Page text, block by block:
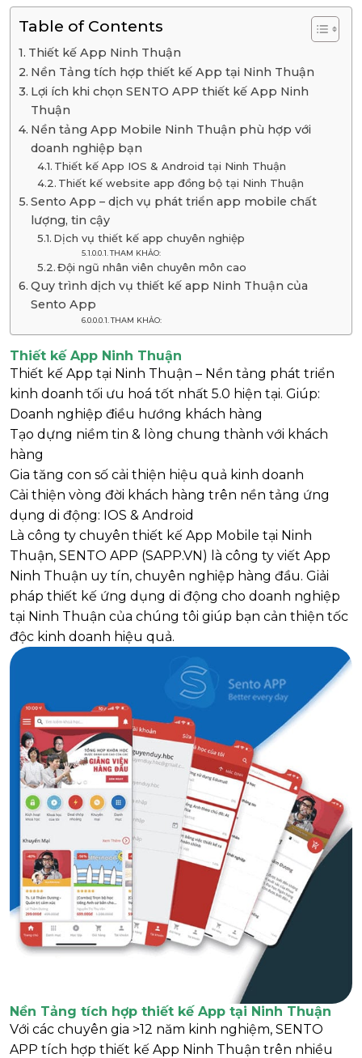
Table of Contents
Thiết kế App Ninh Thuận
Nền Tảng tích hợp thiết kế App tại Ninh Thuận
Lợi ích khi chọn SENTO APP thiết kế App Ninh
Thuận
Nền tảng App Mobile Ninh Thuận phù hợp với
doanh nghiệp bạn
Thiết kế App IOS & Android tại Ninh Thuận
Thiết kế website app đồng bộ tại Ninh Thuận
Sento App – dịch vụ phát triển app mobile chất
lượng, tin cậy
Dịch vụ thiết kế app chuyên nghiệp
THAM KHẢO:
Đội ngũ nhân viên chuyên môn cao
Quy trình dịch vụ thiết kế app Ninh Thuận của
Sento App
THAM KHẢO:
Thiết kế App Ninh Thuận
Thiết kế App tại Ninh Thuận – Nền tảng phát triển
kinh doanh tối ưu hoá tốt nhất 5.0 hiện tại. Giúp:
Doanh nghiệp điều hướng khách hàng
Tạo dựng niềm tin & lòng chung thành với khách
hàng
Gia tăng con số cải thiện hiệu quả kinh doanh
Cải thiện vòng đời khách hàng trên nền tảng ứng
dụng di động: IOS & Android
Là công ty chuyên thiết kế App Mobile tại Ninh
Thuận, SENTO APP (SAPP.VN) là công ty viết App
Ninh Thuận uy tín, chuyên nghiệp hàng đầu. Giải
pháp thiết kế ứng dụng di động cho doanh nghiệp
tại Ninh Thuận của chúng tôi giúp bạn cản thiện tốc
độc kinh doanh hiệu quả.
Nền Tảng tích hợp thiết kế App tại Ninh Thuận
Với các chuyên gia >12 năm kinh nghiệm, SENTO
APP tích hợp thiết kế App Ninh Thuận trên nhiều